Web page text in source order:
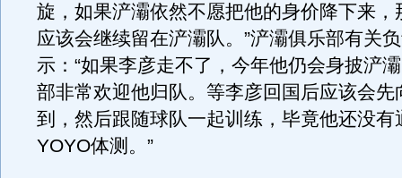
旋，如果浐灞依然不愿把他的身价降下来，
应该会继续留在浐灞队。”浐灞俱乐部有关
示：“如果李彦走不了，今年他仍会身披浐
部非常欢迎他归队。等李彦回国后应该会先
到，然后跟随球队一起训练，毕竟他还没有
YOYO体测。”